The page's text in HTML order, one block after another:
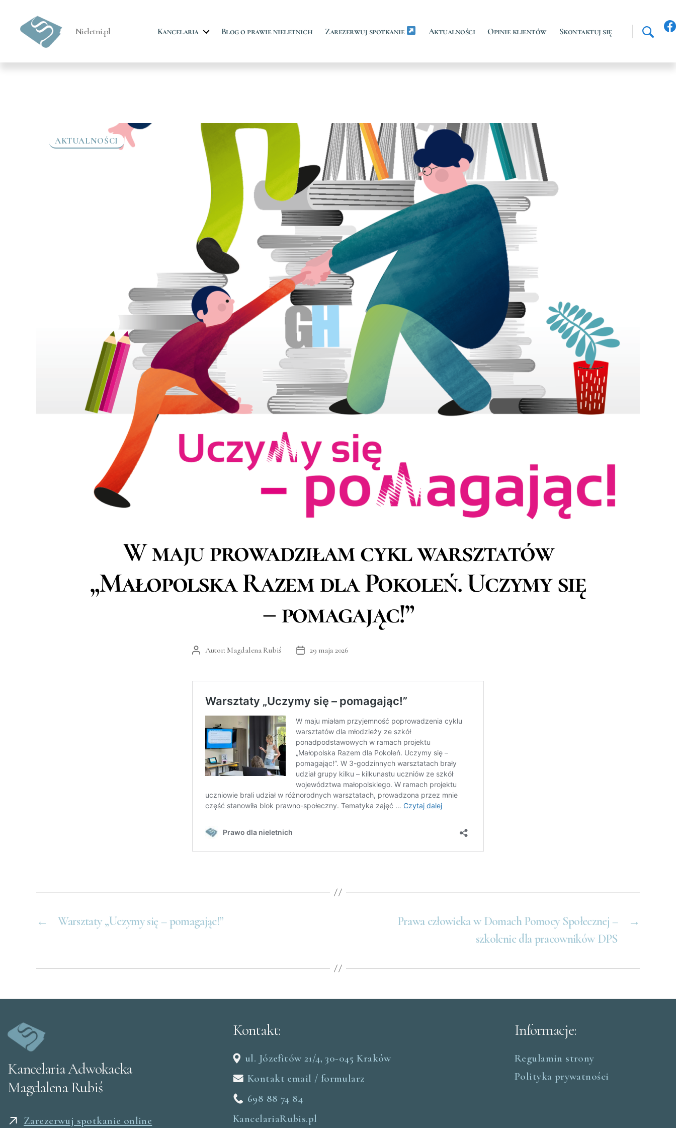
Nieletni.pl Kancelaria Blog o prawie nieletnich Zarezerwuj spotkanie Aktualności Opinie klientów Skontaktuj się
AKTUALNOŚCI
W maju prowadziłam cykl warsztatów
„Małopolska Razem dla Pokoleń. Uczymy się
– pomagając!”
AutorAutor: Magdalena Rubiś
Data29 maja 2026
← Warsztaty „Uczymy się – pomagając!” →
Prawa człowieka w Domach Pomocy Społecznej –
szkolenie dla pracowników DPS
Kancelaria Adwokacka
Magdalena Rubiś
Zarezerwuj spotkanie online
Kontakt:
ul. Józefitów 21/4, 30-045 Kraków
Kontakt email / formularz
698 88 74 84
KancelariaRubis.pl
Informacje:
Regulamin strony
Polityka prywatności